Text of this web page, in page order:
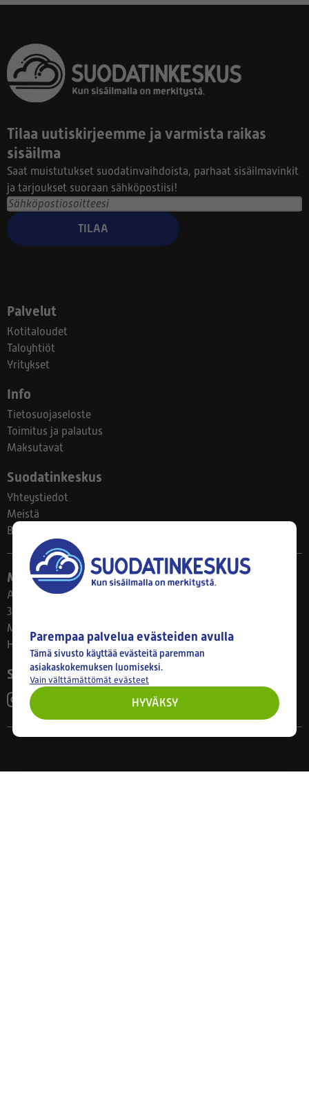
Tilaa uutiskirjeemme ja varmista raikas
sisäilma
Saat muistutukset suodatinvaihdoista, parhaat sisäilmavinkit
ja tarjoukset suoraan sähköpostiisi!
TILAA
Palvelut
Kotitaloudet
Taloyhtiöt
Yritykset
Info
Tietosuojaseloste
Toimitus ja palautus
Maksutavat
Suodatinkeskus
Yhteystiedot
Meistä
Blogi
Myymälä
Ahlmanintie 61
33800 Tampere
Ma–Pe 8–17
Huom! Myymälän poikkeusaukiolot: 27.7.-21.8. klo 8-16
Seuraa meitä
Parempaa palvelua evästeiden avulla
Tämä sivusto käyttää evästeitä paremman
asiakaskokemuksen luomiseksi.
Vain välttämättömät evästeet
HYVÄKSY